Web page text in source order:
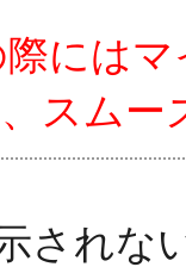
にはマ
スムー
されな